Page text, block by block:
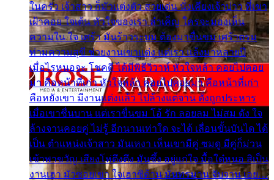
ในครัว เจ้าสาว ก็มัวแต่งตัว สวยเด่น นั่งเคียงเจ้าบ่าว ที่เขา
เฝ้าคอย ใจเต้น หัวใจของเรา ลำเค็ญ ใครจะมองเห็น
ความใน ใจ เศร้า มันร้าวระบม ต้องมาขื่นขม เศร้าตรม
ท่ามความสุขี ช่วยงานเขาแต่ง แต่เรา แล้งมาหลายปี
เมื่อไรหนอจะ โชคดี ได้มีพิธีวิวาห์ หัวใจหล้า คอยไปคอย
มา คือหน้าที่เก่า หัวใจหล้า คอยไปคอยมา คือหน้าที่เก่า
คือหยังเขา มีงานแต่งแล้ว ไปล้างแต่จาน ดั่งถูกประหาร
เมื่อเขาชื่นบาน แต่เราขื่นขม โอ้ รัก ลอยลม ไม่สม ดัง ใจ
ล้างจานคอยคู่ ไม่รู้ อีกนานเท่าใด จะได้ เลื่อนขั้นบันได ได้
เป็น ตำแหน่งเจ้าสาว มันเหงา เห็นเขามีคู่ ซมดู มีคู่ก็ม่วน
เข้าพาขวัญ เสียงโห่ตึงตึง มันซึ้ง อยู่แก่ใจ มื้อใด๋หนอ สิเป็น
งานเฮา มัวซอยเขา ใจเฮาซิด้าน มันทรมาน จับจาน เอย…